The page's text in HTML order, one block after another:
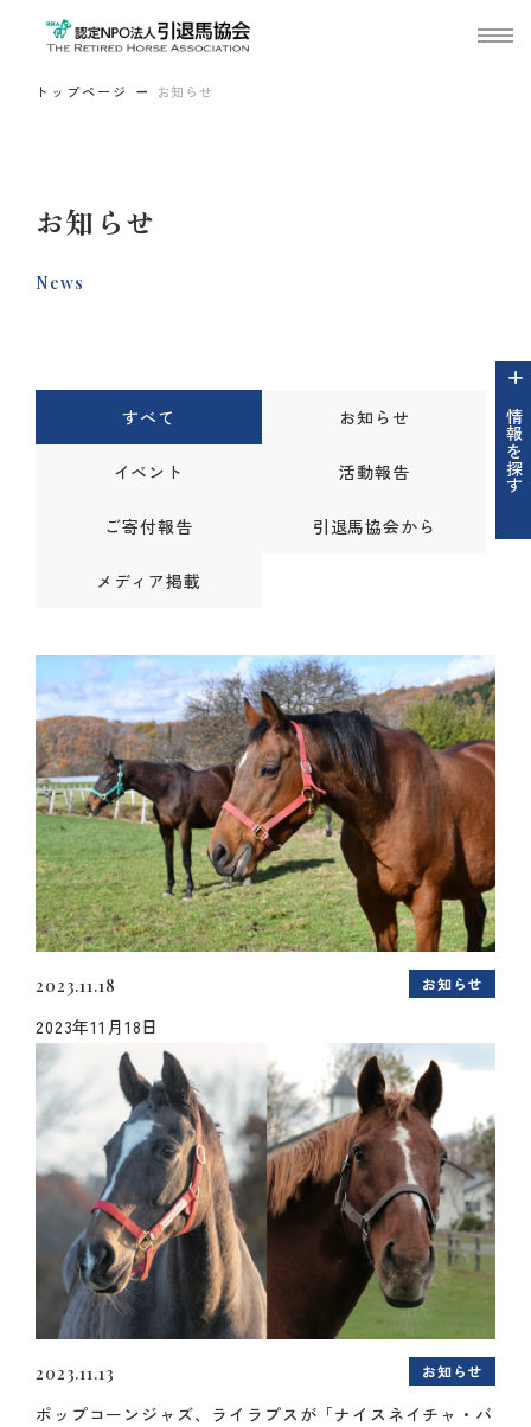
トップページ お知らせ
お知らせ
News
情報を探す
すべて お知らせ
イベント 活動報告
ご寄付報告 引退馬協会から
メディア掲載
2023.11.18 お知らせ
2023年11月18日
2023.11.13 お知らせ
ポップコーンジャズ、ライラプスが「ナイスネイチャ・バ